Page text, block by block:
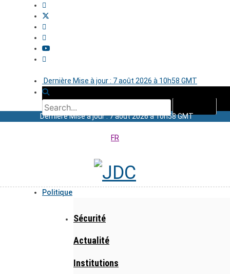
Dernière Mise à jour : 7 août 2026 à 10h58 GMT
Dernière Mise à jour : 7 août 2026 à 10h58 GMT
FR
Politique
Sécurité
Actualité
Institutions